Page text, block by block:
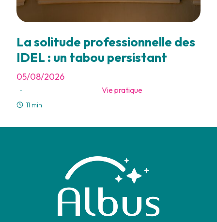
La solitude professionnelle des
IDEL : un tabou persistant
05/08/2026
- Vie pratique
11 min